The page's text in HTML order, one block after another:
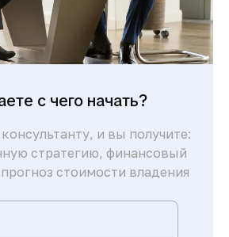
обеспечивают комфорт
с чего начать?
и вы получите:
стратегию, финансовый
стоимости владения